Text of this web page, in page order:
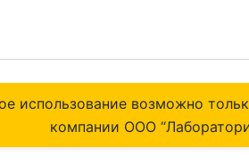
использование возможно
компании ОOO